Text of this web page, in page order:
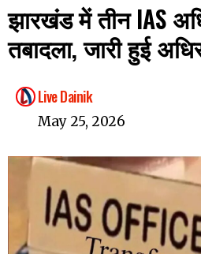
झारखंड में तीन IAS
तबादला, जारी हुई
Live Dainik
May 25, 2026